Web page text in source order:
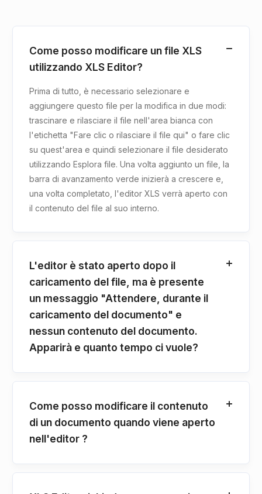
Come posso modificare un file XLS
utilizzando XLS Editor?
Prima di tutto, è necessario selezionare e
aggiungere questo file per la modifica in due modi:
trascinare e rilasciare il file nell'area bianca con
l'etichetta "Fare clic o rilasciare il file qui" o fare clic
su quest'area e quindi selezionare il file desiderato
utilizzando Esplora file. Una volta aggiunto un file, la
barra di avanzamento verde inizierà a crescere e,
una volta completato, l'editor XLS verrà aperto con
il contenuto del file al suo interno.
L'editor è stato aperto dopo il
caricamento del file, ma è presente
un messaggio "Attendere, durante il
caricamento del documento" e
nessun contenuto del documento.
Apparirà e quanto tempo ci vuole?
Come posso modificare il contenuto
di un documento quando viene aperto
nell'editor ?